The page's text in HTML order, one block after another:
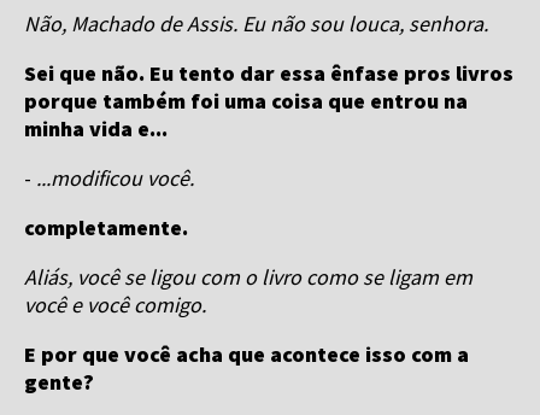
Não, Machado de Assis. Eu não sou louca, senhora.
Sei que não. Eu tento dar essa ênfase pros livros
porque também foi uma coisa que entrou na
minha vida e...
- ...modificou você.
completamente.
Aliás, você se ligou com o livro como se ligam em
você e você comigo.
E por que você acha que acontece isso com a
gente?